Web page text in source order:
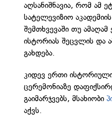
აღსანიშნავია, რომ ამ
სატელევიზიო
შემთხვევაში თუ
ისტორიას შეცვლის
გახდება.
კიდევ ერთი
ცერემონიაზე
გაიმარჯვებს, მსახიობი
აქვს.